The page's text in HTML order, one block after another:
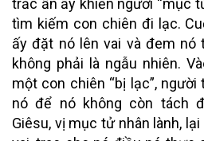
trắc ẩn ấy khiến người “mục
tìm kiếm con chiên đi lạc.
ấy đặt nó lên vai và đem nó
không phải là ngẫu nhiên.
một con chiên “bị lạc”,
nó để nó không còn tách
Giêsu, vị mục tử nhân lành,